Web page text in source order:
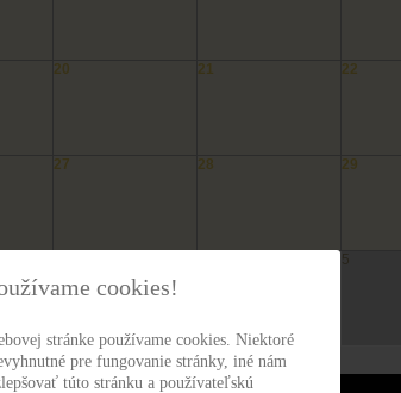
20 21 22
27 28 29
5
cookies!
stránke používame cookies. Niektoré
pre fungovanie stránky, iné nám
túto stránku a používateľskú